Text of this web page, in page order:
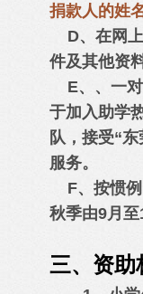
捐款人的姓
D、在网上
件及其他资
E、、一对
于加入助学
队，接受“
服务。
F、按惯例
秋季由9月至
三、资助